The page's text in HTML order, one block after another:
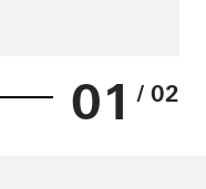
01 / 02